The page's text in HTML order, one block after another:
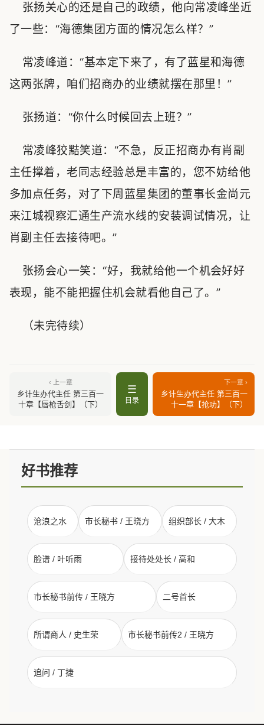
张扬关心的还是自己的政绩，他向常凌峰坐近
了一些：“海德集团方面的情况怎么样？”
常凌峰道：“基本定下来了，有了蓝星和海德
这两张牌，咱们招商办的业绩就摆在那里！”
张扬道：“你什么时候回去上班？”
常凌峰狡黠笑道：“不急，反正招商办有肖副
主任撑着，老同志经验总是丰富的，您不妨给他
多加点任务，对了下周蓝星集团的董事长金尚元
来江城视察汇通生产流水线的安装调试情况，让
肖副主任去接待吧。”
张扬会心一笑：“好，我就给他一个机会好好
表现，能不能把握住机会就看他自己了。”
（未完待续）
‹ 上一章
乡计生办代主任 第三百一
十章【唇枪舌剑】（下）
☰
目录
下一章 ›
乡计生办代主任 第三百一
十一章【抢功】（下）
好书推荐
沧浪之水 市长秘书 / 王晓方 组织部长 / 大木
脸谱 / 叶听雨 接待处处长 / 高和
市长秘书前传 / 王晓方 二号首长
所谓商人 / 史生荣 市长秘书前传2 / 王晓方
追问 / 丁捷